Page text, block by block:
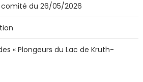
comité du 26/05/2026
« Plongeurs du Lac de Kruth-